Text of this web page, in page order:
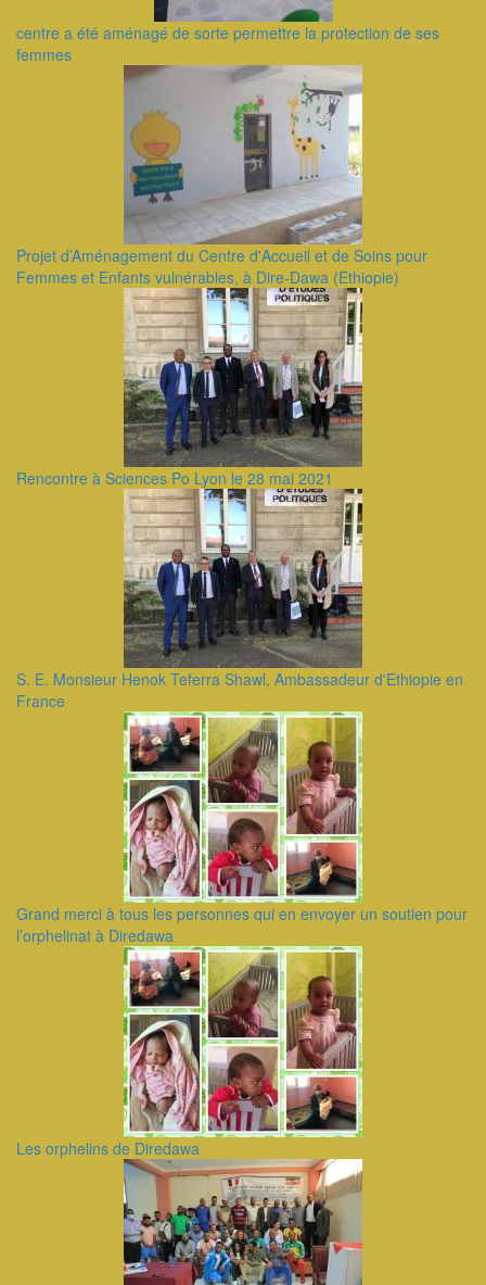
centre a été aménagé de sorte permettre la protection de ses
femmes
Projet d’Aménagement du Centre d'Accueil et de Soins pour
Femmes et Enfants vulnérables, à Dire-Dawa (Ethiopie)
Rencontre à Sciences Po Lyon le 28 mai 2021
S. E. Monsieur Henok Teferra Shawl, Ambassadeur d'Ethiopie en
France
Grand merci à tous les personnes qui en envoyer un soutien pour
l’orphelinat à Diredawa
Les orphelins de Diredawa